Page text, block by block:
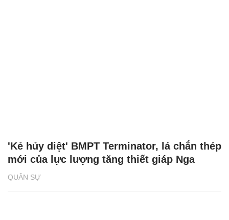
QUÂN SỰ
'Kẻ hủy diệt' BMPT Terminator, lá chắn thép
mới của lực lượng tăng thiết giáp Nga